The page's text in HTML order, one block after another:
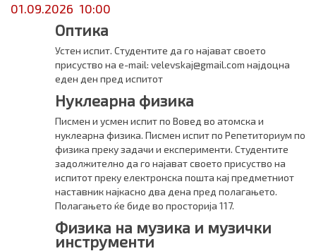
01.09.2026 10:00
Оптика
Устен испит. Студентите да го најават своето
присуство на e-mail: velevskaj@gmail.com најдоцна
еден ден пред испитот
Нуклеарна физика
Писмен и усмен испит по Вовед во атомска и
нуклеарна физика. Писмен испит по Репетиториум по
физика преку задачи и експерименти. Студентите
задолжително да го најават своето присуство на
испитот преку електронска пошта кај предметниот
наставник најкасно два дена пред полагањето.
Полагањето ќе биде во просторија 117.
Физика на музика и музички
инструменти